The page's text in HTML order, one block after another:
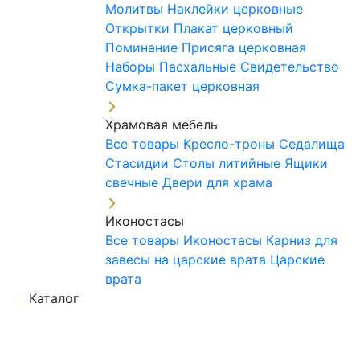
Молитвы Наклейки церковные
Открытки Плакат церковный
Поминание Присяга церковная
Наборы Пасхальные Свидетельство
Сумка-пакет церковная
Храмовая мебель
Все товары Кресло-троны Седалища
Стасидии Столы литийные Ящики
свечные Двери для храма
Иконостасы
Все товары Иконостасы Карниз для
завесы на царские врата Царские
врата
Каталог